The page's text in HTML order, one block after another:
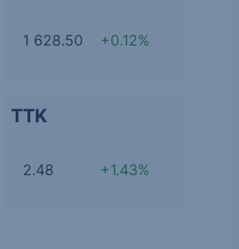
1 628.50 +0.12%
TTK
2.48 +1.43%